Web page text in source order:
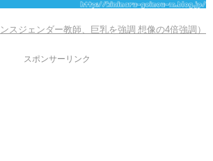
ンスジェンダー教師、巨乳を強調 想像の4倍強調）
スポンサーリンク